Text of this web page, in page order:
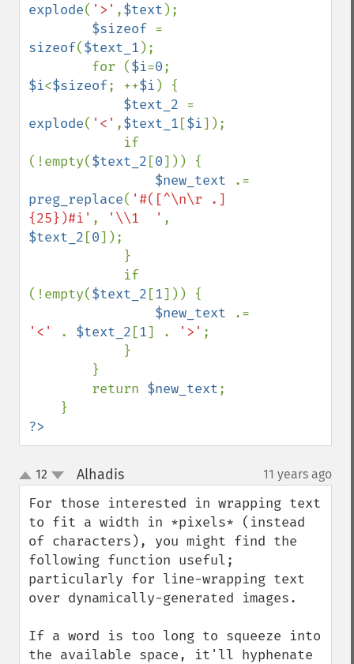
explode( '>' ,$text );
$sizeof
sizeof($text_1 );
        for (
$i=0
$i<$sizeof; ++$i ) {
$text_2
explode( '<' ,$text_1 [$i]);
(!empty($text_2 [0])) {
$new_text
preg_replace( '#([^\n\r .]
{25})#i' , '\\1  '
$text_2 [0]);
(!empty($text_2 [1])) {
$new_text
'<'
. $text_2 [1] . '>' ;
        return
$new_text;
?>
up
down
12 Alhadis¶ 11 years ago
For those interested in wrapping text
to fit a width in *pixels* (instead
of characters), you might find the
following function useful;
particularly for line-wrapping text
over dynamically-generated images.
If a word is too long to squeeze into
the available space, it'll hyphenate